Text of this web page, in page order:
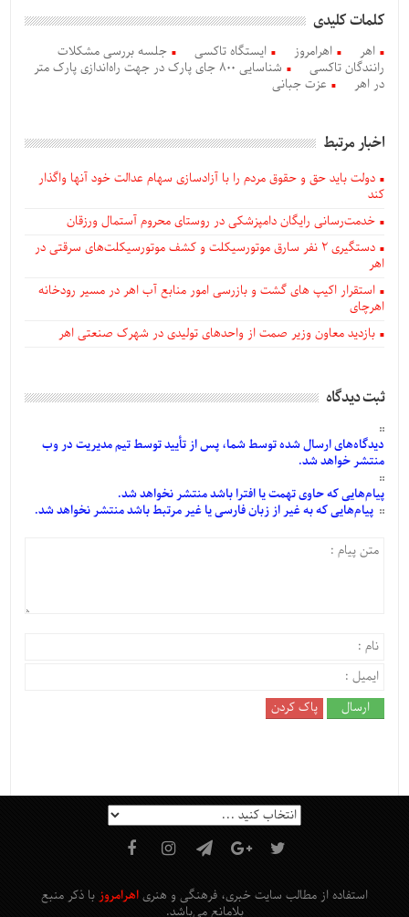
کلمات کلیدی
اهر اهرامروز ایستگاه تاکسی
جلسه بررسی مشکلات
رانندگان تاکسی
شناسایی ۸۰۰ جای پارک در جهت راه‌اندازی پارک متر
در اهر
عزت جبانی
اخبار مرتبط
دولت باید حق و حقوق مردم را با آزادسازی سهام عدالت خود آنها واگذار
کند
خدمت‌رسانی رایگان دامپزشکی در روستای محروم آستمال ورزقان
دستگيری ۲ نفر سارق موتورسیکلت و کشف موتورسیکلت‌های سرقتی در
اهر
استقرار اکیپ های گشت و بازرسی امور منابع آب اهر در مسیر رودخانه
اهرچای
بازدید معاون وزیر صمت از واحدهای تولیدی در شهرک صنعتی اهر
ثبت دیدگاه
دیدگاه‌هایارسالشدهتوسط شما، پس ازتأییدتوسط تیم مدیریت در وب
منتشر خواهد شد.
پیام‌هاییکه حاوی تهمت یا افترا باشد منتشر نخواهد شد.
پیام‌هاییکه به غیر از زبان فارسی یا غیر مرتبط باشد منتشر نخواهد شد.
استفاده از مطالب سایت خبری، فرهنگی و هنری اهرامروز با ذکر منبع
بلامانع می‌باشد.